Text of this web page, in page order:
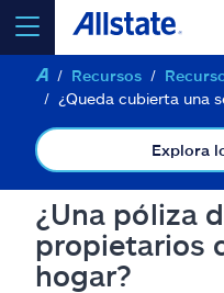
seleccionar un
Select a Product
Recursos
¿Queda cubierta una
Explora
¿Una póliza
propietarios
hogar?